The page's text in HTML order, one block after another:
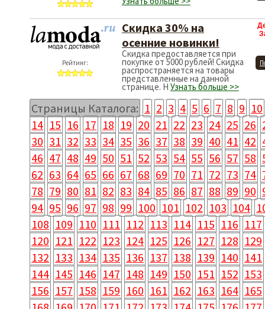
Рейтинг:
Скидка 30% на
осенние новинки!
Скидка предоставляется при
покупке от 5000 рублей! Скидка
распространяется на товары
представленные на данной
странице. Н Узнать больше >>
Страницы Каталога: 1 2 3 4 5 6 7 8 9 10
14 15 16 17 18 19 20 21 22 23 24 25 26
30 31 32 33 34 35 36 37 38 39 40 41 42
46 47 48 49 50 51 52 53 54 55 56 57 58
62 63 64 65 66 67 68 69 70 71 72 73 74
78 79 80 81 82 83 84 85 86 87 88 89 90
94 95 96 97 98 99 100 101 102 103 104
108 109 110 111 112 113 114 115 116 117
120 121 122 123 124 125 126 127 128 129
132 133 134 135 136 137 138 139 140 141
144 145 146 147 148 149 150 151 152 153
156 157 158 159 160 161 162 163 164 165